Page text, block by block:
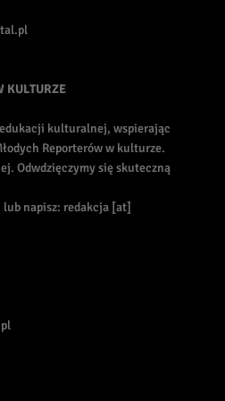
KULTURZE
kulturalnej, wspierając
Reporterów w kulturze.
Odwdzięczymy się skuteczną
napisz: redakcja [at]